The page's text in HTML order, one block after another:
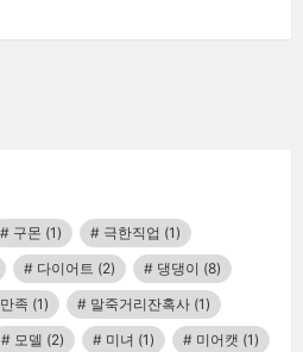
구몬 (1) 극한직업 (1)
다이어트 (2) 댕댕이 (8)
만족 (1) 말죽거리잔혹사 (1)
모델 (2) 미녀 (1) 미어캣 (1)